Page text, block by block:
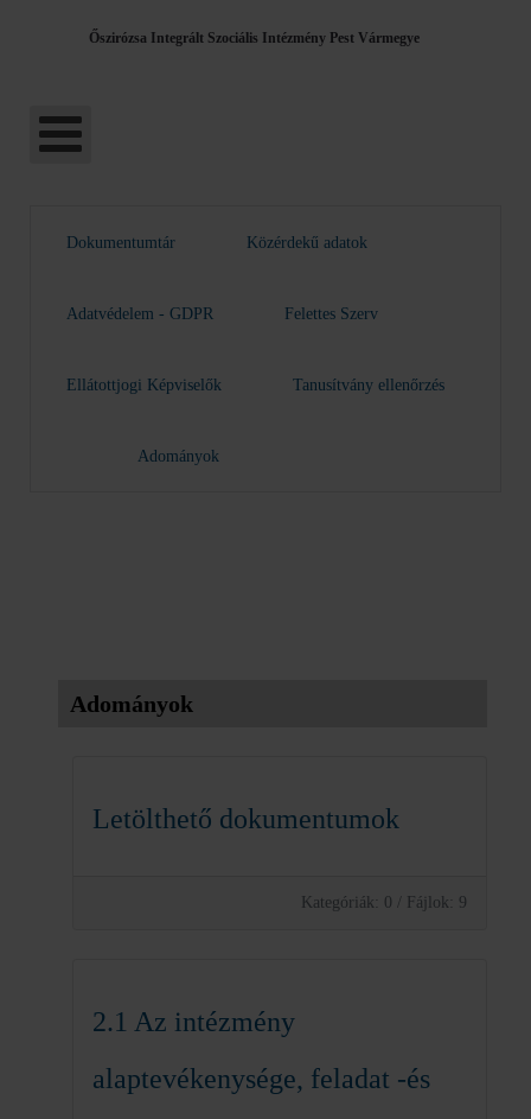
Őszirózsa Integrált Szociális Intézmény Pest Vármegye
Dokumentumtár Közérdekű adatok
Adatvédelem - GDPR Felettes Szerv
Ellátottjogi Képviselők Tanusítvány ellenőrzés
Adományok
Adományok
Letölthető dokumentumok
Kategóriák: 0 / Fájlok: 9
2.1 Az intézmény
alaptevékenysége, feladat -és